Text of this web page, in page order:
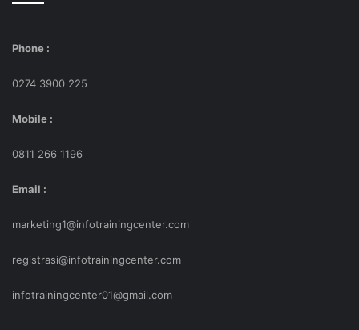
Phone :
0274 3900 225
Mobile :
0811 266 1196
Email :
marketing1@infotrainingcenter.com
registrasi@infotrainingcenter.com
infotrainingcenter01@gmail.com